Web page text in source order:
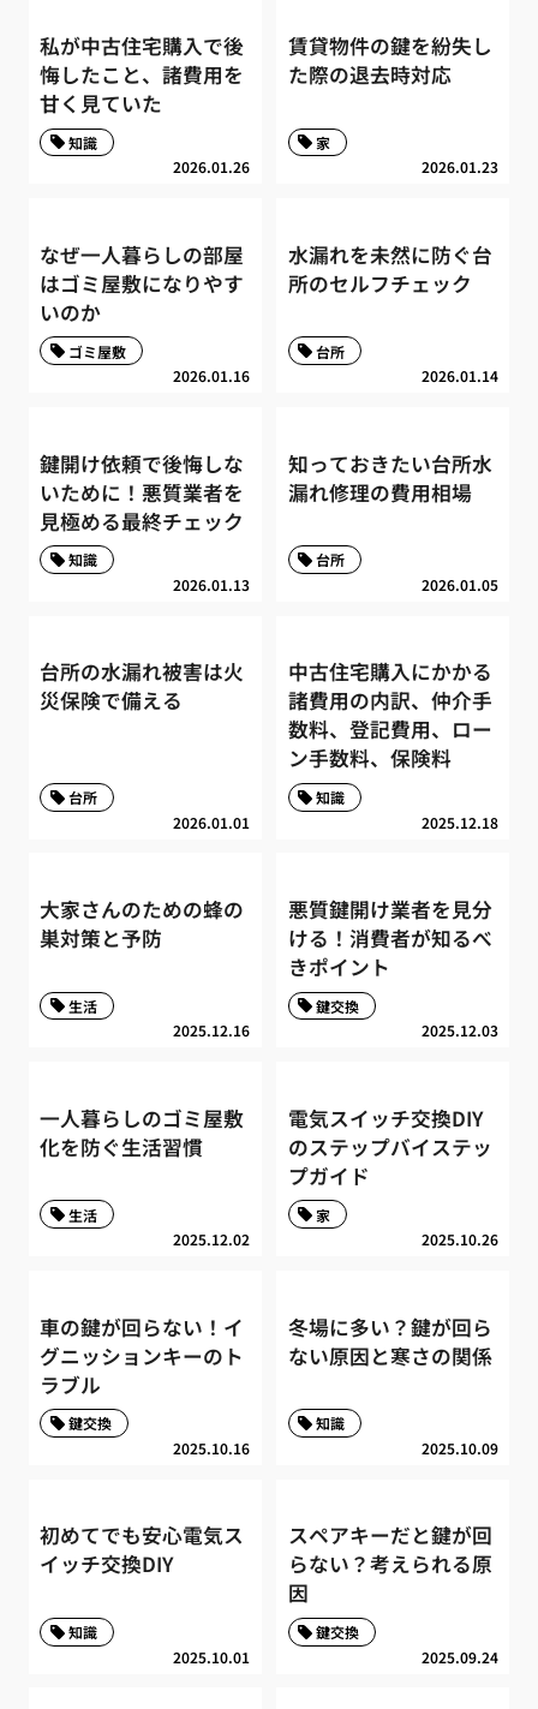
私が中古住宅購入で後
悔したこと、諸費用を
甘く見ていた
2026.01.26
知識
賃貸物件の鍵を紛失し
た際の退去時対応
2026.01.23
家
なぜ一人暮らしの部屋
はゴミ屋敷になりやす
いのか
2026.01.16
ゴミ屋敷
水漏れを未然に防ぐ台
所のセルフチェック
2026.01.14
台所
鍵開け依頼で後悔しな
いために！悪質業者を
見極める最終チェック
2026.01.13
知識
知っておきたい台所水
漏れ修理の費用相場
2026.01.05
台所
台所の水漏れ被害は火
災保険で備える
2026.01.01
台所
中古住宅購入にかかる
諸費用の内訳、仲介手
数料、登記費用、ロー
ン手数料、保険料
2025.12.18
知識
大家さんのための蜂の
巣対策と予防
2025.12.16
生活
悪質鍵開け業者を見分
ける！消費者が知るべ
きポイント
2025.12.03
鍵交換
一人暮らしのゴミ屋敷
化を防ぐ生活習慣
2025.12.02
生活
電気スイッチ交換DIY
のステップバイステッ
プガイド
2025.10.26
家
車の鍵が回らない！イ
グニッションキーのト
ラブル
2025.10.16
鍵交換
冬場に多い？鍵が回ら
ない原因と寒さの関係
2025.10.09
知識
初めてでも安心電気ス
イッチ交換DIY
2025.10.01
知識
スペアキーだと鍵が回
らない？考えられる原
因
2025.09.24
鍵交換